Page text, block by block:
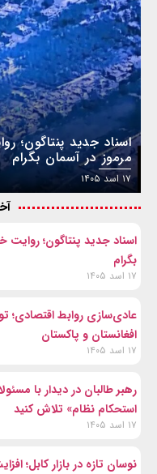
اسناد جدید پنتاگون؛
مرموز در آسمان بگرام
۱۷ اسد ۱۴۰۵
اسناد جدید پنتاگون؛ روایت
بگرام
۱۷ اسد ۱۴۰۵
عادی‌سازی روابط اقتصادی؛
افغانستان و پاکستان
۱۷ اسد ۱۴۰۵
رهبر طالبان در دیدار با
استحکام نظام» تلاش کنید
۱۷ اسد ۱۴۰۵
نوسان تازه در بازار کابل؛